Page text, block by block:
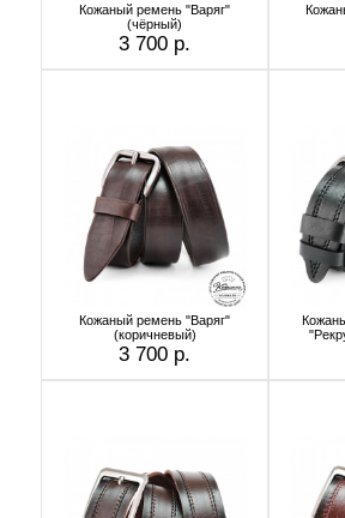
Кожаный ремень "Варяг"
(чёрный)
3 700 р.
Кожаный ремень "Варяг"
(коричневый)
3 700 р.